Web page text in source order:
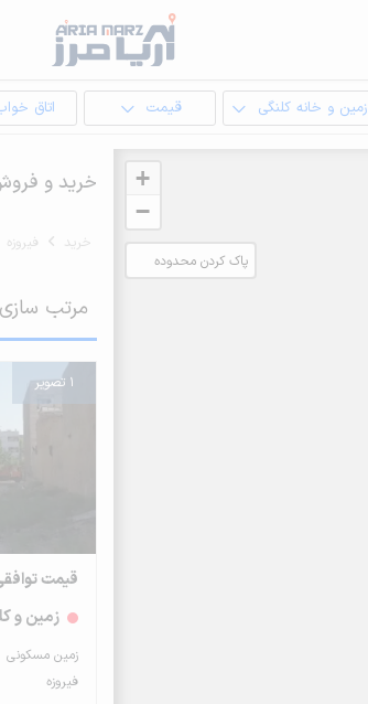
زمین و خانه کلنگی قیمت اتاق
+
−
پاک کردن محدوده
خرید و
خرید فیروزه
مرتب سازی
1 تصویر
قیمت
زمین و
زمین مسکونی
فیروزه